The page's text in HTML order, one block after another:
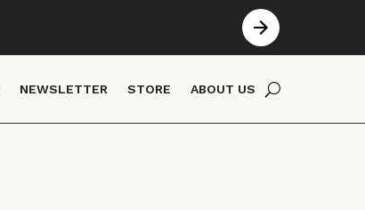
NEWSLETTER STORE ABOUT US